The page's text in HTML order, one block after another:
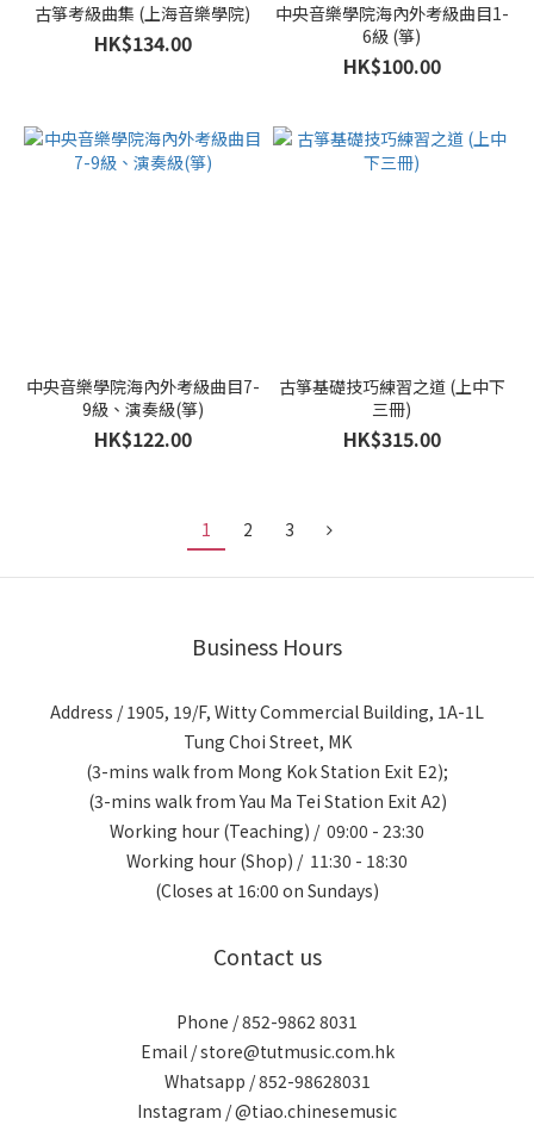
古箏考級曲集 (上海音樂學院)
HK$134.00
中央音樂學院海內外考級曲目1-
6級 (箏)
HK$100.00
中央音樂學院海內外考級曲目7-
9級、演奏級(箏)
HK$122.00
古箏基礎技巧練習之道 (上中下
三冊)
HK$315.00
1 2 3
Business Hours
Address / 1905, 19/F, Witty Commercial Building, 1A-1L
Tung Choi Street, MK
(3-mins walk from Mong Kok Station Exit E2);
(3-mins walk from Yau Ma Tei Station Exit A2)
Working hour (Teaching) / 09:00 - 23:30
Working hour (Shop) / 11:30 - 18:30
(Closes at 16:00 on Sundays)
Contact us
Phone / 852-9862 8031
Email / store@tutmusic.com.hk
Whatsapp / 852-98628031
Instagram / @tiao.chinesemusic